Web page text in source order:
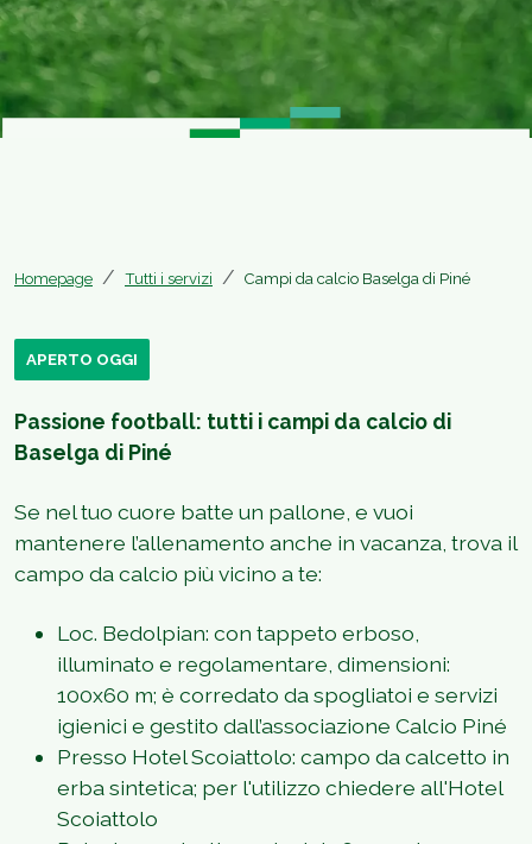
Homepage Tutti i servizi Campi da calcio Baselga di Piné
APERTO OGGI
Passione football: tutti i campi da calcio di
Baselga di Piné
Se nel tuo cuore batte un pallone, e vuoi
mantenere l’allenamento anche in vacanza, trova il
campo da calcio più vicino a te:
Loc. Bedolpian: con tappeto erboso,
illuminato e regolamentare, dimensioni:
100x60 m; è corredato da spogliatoi e servizi
igienici e gestito dall’associazione Calcio Piné
Presso Hotel Scoiattolo: campo da calcetto in
erba sintetica; per l'utilizzo chiedere all'Hotel
Scoiattolo